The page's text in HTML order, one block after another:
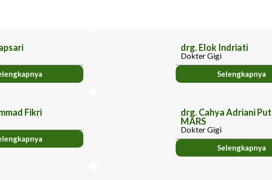
drg. Elok Indriati
Dokter Gigi
Selengkapnya
Fikri
drg. Cahya Adriani
MARS
Dokter Gigi
Selengkapnya